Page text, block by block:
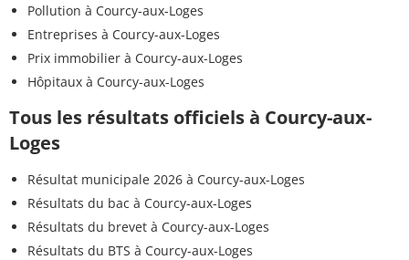
Pollution à Courcy-aux-Loges
Entreprises à Courcy-aux-Loges
Prix immobilier à Courcy-aux-Loges
Hôpitaux à Courcy-aux-Loges
Tous les résultats officiels à Courcy-aux-
Loges
Résultat municipale 2026 à Courcy-aux-Loges
Résultats du bac à Courcy-aux-Loges
Résultats du brevet à Courcy-aux-Loges
Résultats du BTS à Courcy-aux-Loges